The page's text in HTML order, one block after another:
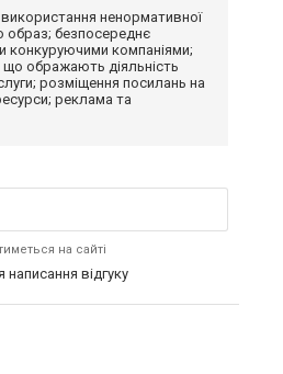
використання ненормативної
образ; безпосереднє
конкуруючими компаніями;
що ображають діяльність
розміщення посилань на
реклама та
на сайті
написання відгуку